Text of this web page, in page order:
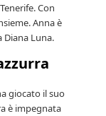
Con
Anna è
Diana Luna.
giocato il suo
è impegnata